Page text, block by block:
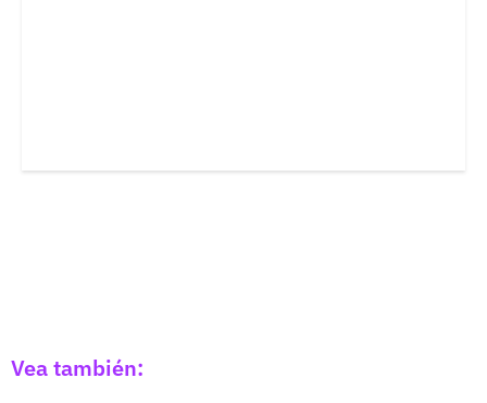
Vea también: